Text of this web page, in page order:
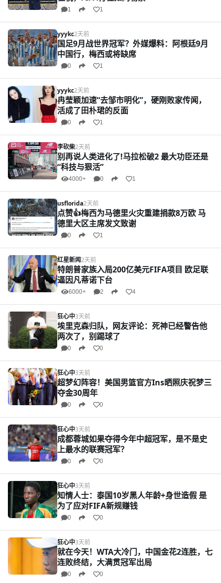
1 1
yyykc2天前
国足9月战世界冠军？外媒爆料：阿根廷9月
中国行，梅西或将缺席
0 1
yyykc2天前
冉莹颖加速“去邹市明化”，硬刚败家传闻，
活成了田朴珺的反面
0 1
李砍柴2天前
别再说人类进化了!马拉松破2 最大功臣还是
“科技与狠活”
4000+ 0 1
usflorida2天前
点赞👍梅西为马德里火灾重建捐款8万欧 马
德里大区主席发文致谢
0 1
红星新闻2天前
特朗普家族入局200亿美元FIFA项目 欧足联
逼因凡蒂诺下台
6000+ 2 4
狂心中3天前
埃里克森归队，网友评论：死神已经警告他
两次了，别踢球了
0 0
狂心中3天前
超梦幻阵容！美国男篮官方Ins晒照庆祝梦三
夺金30周年
0 0
狂心中3天前
成都蓉城如果夺得今年中超冠军，是不是史
上最水的联赛冠军？
0 0
狂心中3天前
知情人士：泰国10岁黑人年龄+身世造假 是
为了应对FIFA新规赚钱
0 0
狂心中3天前
就在今天！WTA大冷门，中国金花2连胜，七
连败终结，大满贯冠军出局
0 0